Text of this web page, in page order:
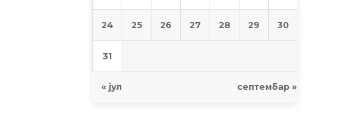
24 25 26 27 28 29 30
31
« јул септембар »